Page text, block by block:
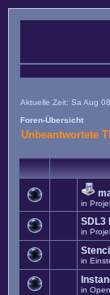
Aktuelle Zeit: Sa Aug
Foren-Übersicht
Unbeantwortete
in
SDL3
in
in
in